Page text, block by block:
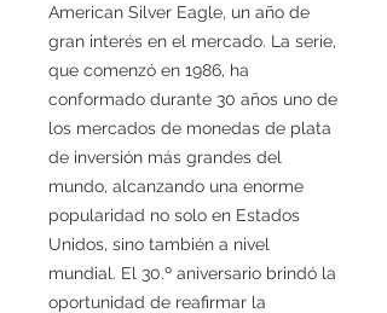
American Silver Eagle, un año de
gran interés en el mercado. La serie,
que comenzó en 1986, ha
conformado durante 30 años uno de
los mercados de monedas de plata
de inversión más grandes del
mundo, alcanzando una enorme
popularidad no solo en Estados
Unidos, sino también a nivel
mundial. El 30.º aniversario brindó la
oportunidad de reafirmar la